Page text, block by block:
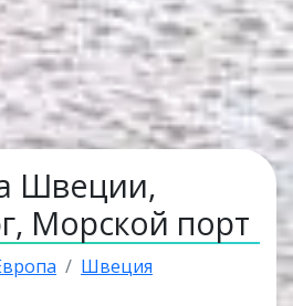
Швеции,
Морской порт
Швеция